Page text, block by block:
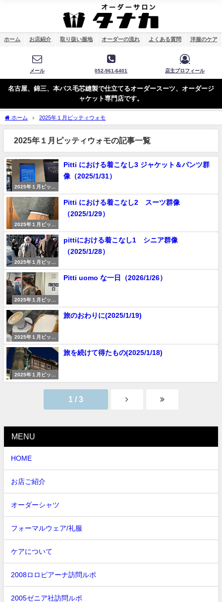
ホーム お店紹介 取り扱い服地 オーダーの流れ よくある質問 洋服のケア
メール 052-961-6401 店主プロフィール
名古屋、錦三、本バス毛芯縫製で仕立てるオーダースーツ、オーダージ
ャケット専門店です。
ホーム 2025年１月ピッティウォモ
2025年１月ピッティウォモの記事一覧
2025年１月ピッテ
ィウォモ
Pitti における着こなし3 ジャケット＆パンツ群
像（2025/1/31）
2025年１月ピッテ
ィウォモ
Pitti における着こなし2 スーツ群像
（2025/1/29）
2025年１月ピッテ
ィウォモ
pittiにおける着こなし1 シニア群像
（2025/1/28）
2025年１月ピッテ
ィウォモ
Pitti uomo な一日（2026/1/26）
2025年１月ピッテ
ィウォモ
旅のおわりに(2025/1/19)
2025年１月ピッテ
ィウォモ
旅を続けて得たもの(2025/1/18)
1 / 3
MENU
HOME
お店ご紹介
オーダーシャツ
フォーマルウェア/礼服
ケアについて
2008ロロピアーナ訪問ルポ
2005ゼニア社訪問ルポ